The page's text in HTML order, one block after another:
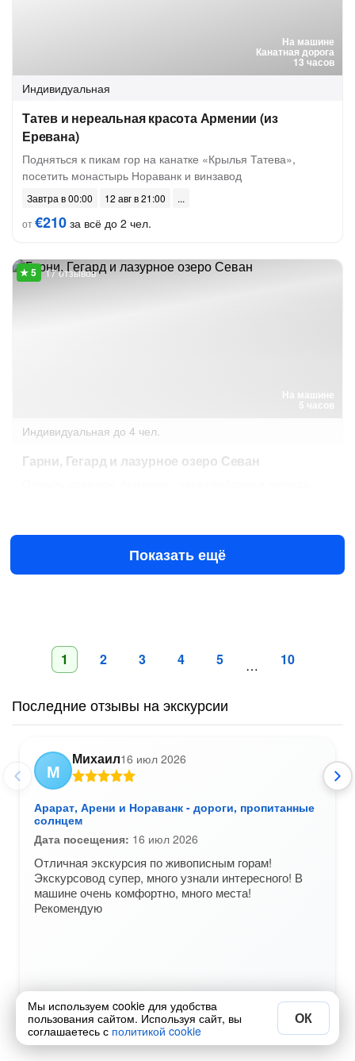
На машине
Канатная дорога
13 часов
Индивидуальная
Татев и нереальная красота Армении (из
Еревана)
Подняться к пикам гор на канатке «Крылья Татева»,
посетить монастырь Нораванк и винзавод
Завтра в 00:00
12 авг в 21:00
от€210 за всё до 2 чел.
На машине
5 часов
17 отзывов
Индивидуальная до 4 чел.
Гарни, Гегард и лазурное озеро Севан
€220за всё до 4 чел.
Показать ещё
1 2 3 4 5 … 10
Последние отзывы на экскурсии
М
Михаил16 июл 2026
Арарат, Арени и Нораванк - дороги, пропитанные
солнцем
Дата посещения: 16 июл 2026
Отличная экскурсия по живописным горам!
Экскурсовод супер, много узнали интересного! В
машине очень комфортно, много места!
Рекомендую
Вам был полезен этот отзыв? Да
Мы используем cookie для удобства
пользования сайтом. Используя сайт, вы
соглашаетесь с политикой cookie
ОК